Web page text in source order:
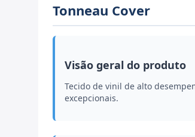
Tonneau Cover
Visão geral do produto
Tecido de vinil de alto
excepcionais.